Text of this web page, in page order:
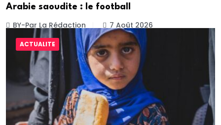
Arabie saoudite : le football
BY-Par La Rédaction 7 Août 2026
ACTUALITE